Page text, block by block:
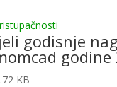
godisnje
godine
KB